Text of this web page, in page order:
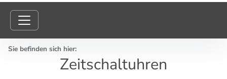
Sie befinden sich hier:
Zeitschaltuhren